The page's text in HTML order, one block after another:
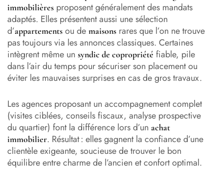
immobilières proposent généralement des mandats
adaptés. Elles présentent aussi une sélection
d’appartements ou de maisons rares que l’on ne trouve
pas toujours via les annonces classiques. Certaines
intègrent même un syndic de copropriété fiable, pile
dans l’air du temps pour sécuriser son placement ou
éviter les mauvaises surprises en cas de gros travaux.
Les agences proposant un accompagnement complet
(visites ciblées, conseils fiscaux, analyse prospective
du quartier) font la différence lors d’un achat
immobilier. Résultat : elles gagnent la confiance d’une
clientèle exigeante, soucieuse de trouver le bon
équilibre entre charme de l’ancien et confort optimal.